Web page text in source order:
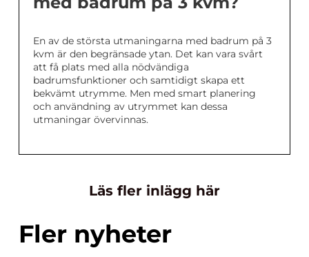
En av de största utmaningarna med badrum på 3
kvm är den begränsade ytan. Det kan vara svårt
att få plats med alla nödvändiga
badrumsfunktioner och samtidigt skapa ett
bekvämt utrymme. Men med smart planering
och användning av utrymmet kan dessa
utmaningar övervinnas.
Läs fler inlägg här
Fler nyheter